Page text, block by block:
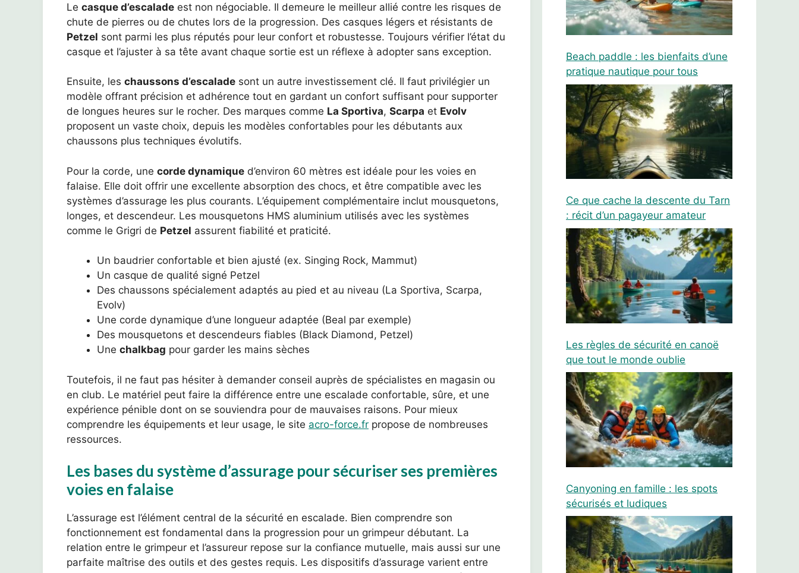
Le casque d’escalade est non négociable. Il demeure le meilleur allié contre les risques de
chute de pierres ou de chutes lors de la progression. Des casques légers et résistants de
Petzel sont parmi les plus réputés pour leur confort et robustesse. Toujours vérifier l’état du
casque et l’ajuster à sa tête avant chaque sortie est un réflexe à adopter sans exception.
Ensuite, les chaussons d’escalade sont un autre investissement clé. Il faut privilégier un
modèle offrant précision et adhérence tout en gardant un confort suffisant pour supporter
de longues heures sur le rocher. Des marques comme La Sportiva, Scarpa et Evolv
proposent un vaste choix, depuis les modèles confortables pour les débutants aux
chaussons plus techniques évolutifs.
Pour la corde, une corde dynamique d’environ 60 mètres est idéale pour les voies en
falaise. Elle doit offrir une excellente absorption des chocs, et être compatible avec les
systèmes d’assurage les plus courants. L’équipement complémentaire inclut mousquetons,
longes, et descendeur. Les mousquetons HMS aluminium utilisés avec les systèmes
comme le Grigri de Petzel assurent fiabilité et praticité.
Un baudrier confortable et bien ajusté (ex. Singing Rock, Mammut)
Un casque de qualité signé Petzel
Des chaussons spécialement adaptés au pied et au niveau (La Sportiva, Scarpa,
Evolv)
Une corde dynamique d’une longueur adaptée (Beal par exemple)
Des mousquetons et descendeurs fiables (Black Diamond, Petzel)
Une chalkbag pour garder les mains sèches
Toutefois, il ne faut pas hésiter à demander conseil auprès de spécialistes en magasin ou
en club. Le matériel peut faire la différence entre une escalade confortable, sûre, et une
expérience pénible dont on se souviendra pour de mauvaises raisons. Pour mieux
comprendre les équipements et leur usage, le site acro-force.fr propose de nombreuses
ressources.
Les bases du système d’assurage pour sécuriser ses premières
voies en falaise
L’assurage est l’élément central de la sécurité en escalade. Bien comprendre son
fonctionnement est fondamental dans la progression pour un grimpeur débutant. La
relation entre le grimpeur et l’assureur repose sur la confiance mutuelle, mais aussi sur une
parfaite maîtrise des outils et des gestes requis. Les dispositifs d’assurage varient entre
Beach paddle : les bienfaits d’une
pratique nautique pour tous
Ce que cache la descente du Tarn
: récit d’un pagayeur amateur
Les règles de sécurité en canoë
que tout le monde oublie
Canyoning en famille : les spots
sécurisés et ludiques